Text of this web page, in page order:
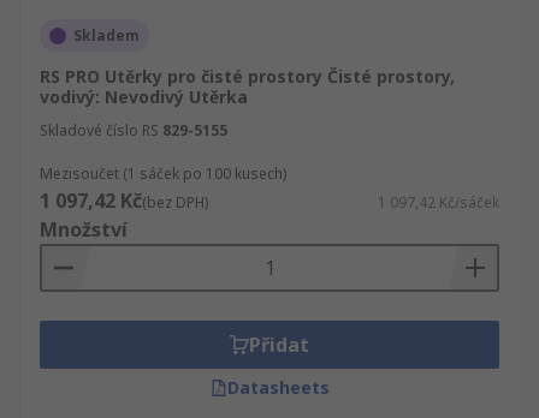
Skladem
RS PRO Utěrky pro čisté prostory Čisté prostory,
vodivý: Nevodivý Utěrka
Skladové číslo RS 829-5155
Mezisoučet (1 sáček po 100 kusech)
1 097,42 Kč(bez DPH) 1 097,42 Kč/sáček
Množství
Přidat
Datasheets